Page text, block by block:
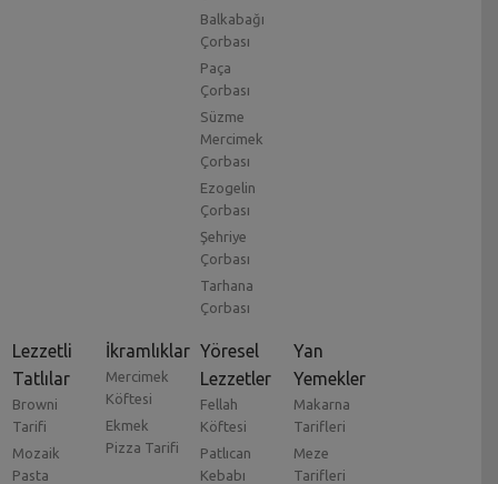
Balkabağı
Çorbası
Paça
Çorbası
Süzme
Mercimek
Çorbası
Ezogelin
Çorbası
Şehriye
Çorbası
Tarhana
Çorbası
Lezzetli
Tatlılar
Browni
Tarifi
Mozaik
Pasta
İkramlıklar
Mercimek
Köftesi
Ekmek
Pizza Tarifi
Yöresel
Lezzetler
Fellah
Köftesi
Patlıcan
Kebabı
Yan
Yemekler
Makarna
Tarifleri
Meze
Tarifleri